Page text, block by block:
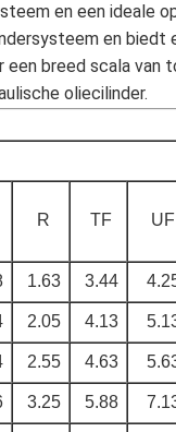
en een ideale
en biedt
breed scala
oliecilinder.
R TF UF
1.63 3.44
2.05 4.13
2.55 4.63
3.25 5.88